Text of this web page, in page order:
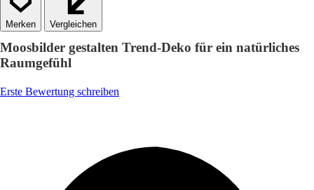
Vergleichen
Moosbilder gestalten Trend-Deko für ein natürliches
Raumgefühl
Erste Bewertung schreiben